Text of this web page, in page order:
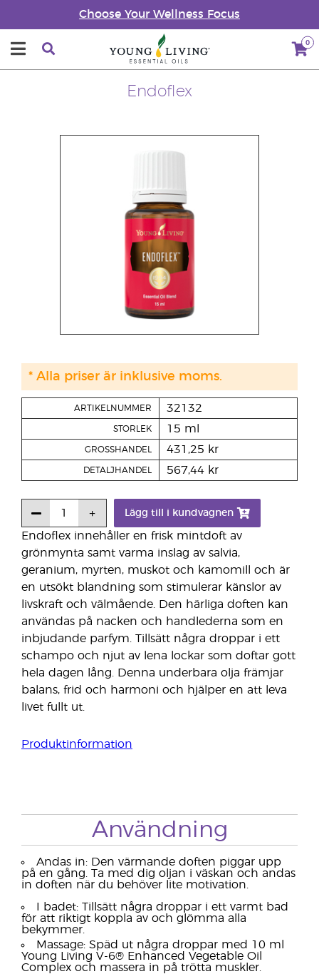
Choose Your Wellness Focus
0
Endoflex
Endoflex innehåller en frisk mintdoft av
grönmynta samt varma inslag av salvia,
geranium, myrten, muskot och kamomill och är
en utsökt blandning som stimulerar känslor av
livskraft och välmående. Den härliga doften kan
användas på nacken och handlederna som en
inbjudande parfym. Tillsätt några droppar i ett
schampo och njut av lena lockar som doftar gott
hela dagen lång. Denna underbara olja främjar
balans, frid och harmoni och hjälper en att leva
livet fullt ut.
Produktinformation
ARTIKELNUMMER 32132
STORLEK 15 ml
GROSSHANDEL 431,25 kr
DETALJHANDEL 567,44 kr
Lägg till i kundvagnen
* Alla priser är inklusive moms.
Användning
Andas in: Den värmande doften piggar upp
på en gång. Ta med dig oljan i väskan och andas
in doften när du behöver lite motivation.
I badet: Tillsätt några droppar i ett varmt bad
för att riktigt koppla av och glömma alla
bekymmer.
Massage: Späd ut några droppar med 10 ml
Young Living V-6® Enhanced Vegetable Oil
Complex och massera in på trötta muskler.